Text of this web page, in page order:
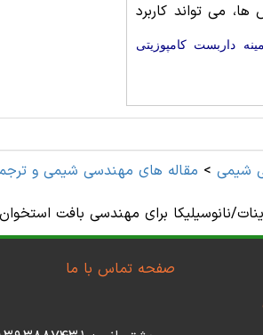
می تواند کاربرد
داربست کامپوزیتی
شیمی > مقاله های مهندسی شیمی و
نانوسیلیکا برای مهندسی بافت استخوان
صفحه تماس با ما